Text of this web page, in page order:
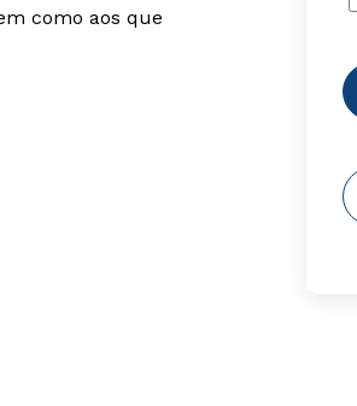
como aos que